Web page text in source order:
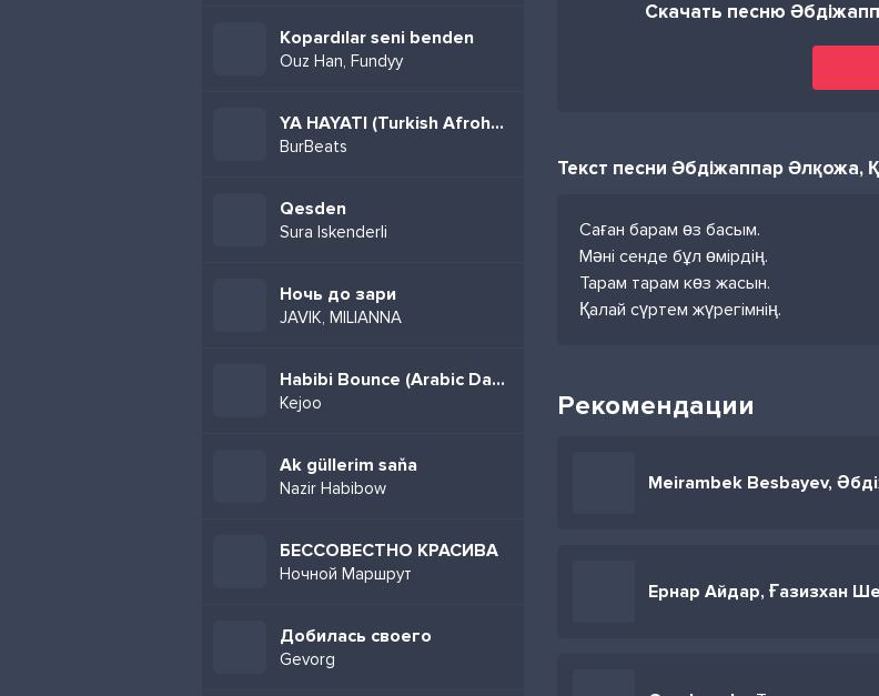
Kopardılar seni benden
Ouz Han, Fundyy
YA HAYATI (Turkish Afrohouse)
BurBeats
Qesden
Sura Iskenderli
Ночь до зари
JAVIK, MILIANNA
Habibi Bounce (Arabic Dance Party Remix)
Kejoo
Ak güllerim saňa
Nazir Habibow
БЕССОВЕСТНО КРАСИВА
Ночной Маршрут
Добилась своего
Gevorg
Скачать песню
Текст песни Әбдіжаппар Әлқожа,
Саған барам өз басым.
Мәні сенде бұл өмірдің.
Тарам тарам көз жасын.
Қалай сүртем жүрегімнің.
Рекомендации